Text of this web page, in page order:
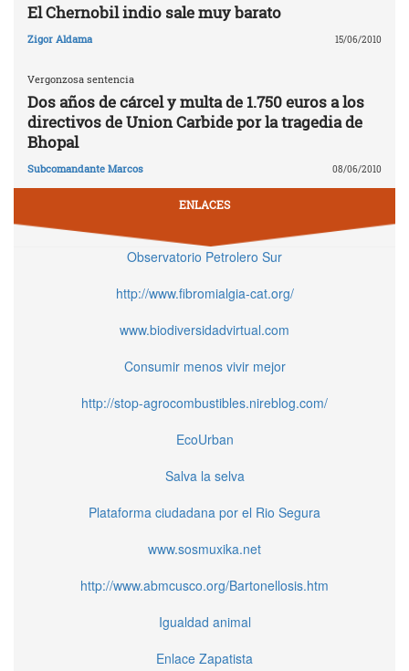
El Chernobil indio sale muy barato
Zigor Aldama 15/06/2010
Vergonzosa sentencia
Dos años de cárcel y multa de 1.750 euros a los
directivos de Union Carbide por la tragedia de
Bhopal
Subcomandante Marcos 08/06/2010
ENLACES
Observatorio Petrolero Sur
http://www.fibromialgia-cat.org/
www.biodiversidadvirtual.com
Consumir menos vivir mejor
http://stop-agrocombustibles.nireblog.com/
EcoUrban
Salva la selva
Plataforma ciudadana por el Rio Segura
www.sosmuxika.net
http://www.abmcusco.org/Bartonellosis.htm
Igualdad animal
Enlace Zapatista